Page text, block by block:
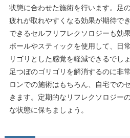
状態に合わせた施術を行います。足
疲れが取れやすくなる効果が期待で
できるセルフリフレクソロジーも効
ボールやスティックを使用して、日
リゴリとした感覚を軽減できるでし
足つぼのゴリゴリを解消するのに非
ロンでの施術はもちろん、自宅での
きます。定期的なリフレクソロジー
な状態に保ちましょう。